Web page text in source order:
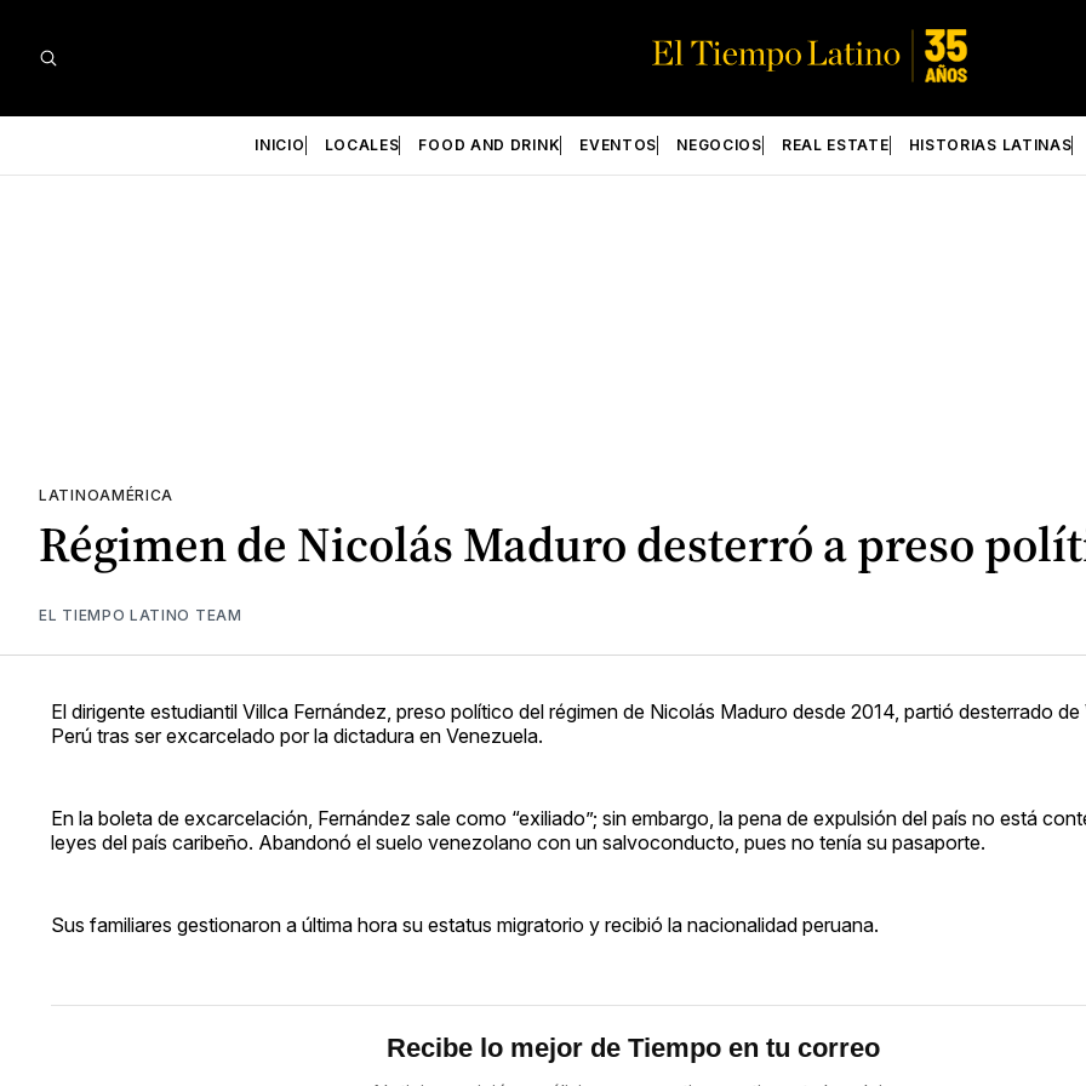
INICIO LOCALES FOOD AND DRINK EVENTOS NEGOCIOS REAL ESTATE HISTORIAS LATINAS
LATINOAMÉRICA
Régimen de Nicolás Maduro desterró a preso
EL TIEMPO LATINO TEAM
El dirigente estudiantil Villca Fernández, preso político del régimen de Nicolás Maduro desde 2014, partió desterrado
Perú tras ser excarcelado por la dictadura en Venezuela.
En la boleta de excarcelación, Fernández sale como “exiliado”; sin embargo, la pena de expulsión del país no está
leyes del país caribeño. Abandonó el suelo venezolano con un salvoconducto, pues no tenía su pasaporte.
Sus familiares gestionaron a última hora su estatus migratorio y recibió la nacionalidad peruana.
Recibe lo mejor de Tiempo en tu correo